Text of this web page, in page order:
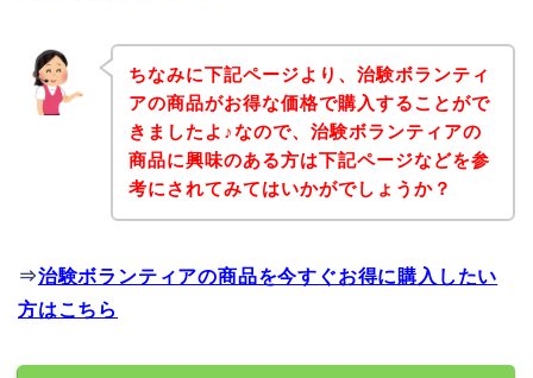
ちなみに下記ページより、治験ボランティ
アの商品がお得な価格で購入することがで
きましたよ♪なので、治験ボランティアの
商品に興味のある方は下記ページなどを参
考にされてみてはいかがでしょうか？
⇒治験ボランティアの商品を今すぐお得に購入したい
方はこちら